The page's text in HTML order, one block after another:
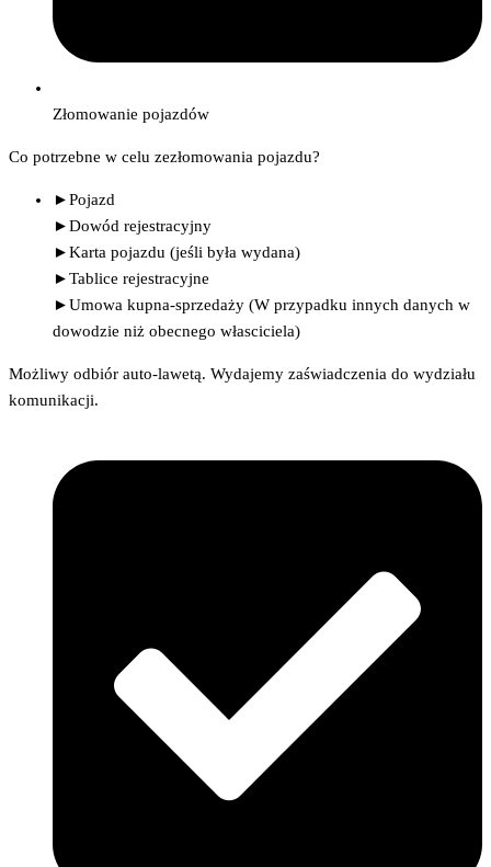
Złomowanie pojazdów
Co potrzebne w celu zezłomowania pojazdu?
►Pojazd
►Dowód rejestracyjny
►Karta pojazdu (jeśli była wydana)
►Tablice rejestracyjne
►Umowa kupna-sprzedaży (W przypadku innych danych w
dowodzie niż obecnego własciciela)
Możliwy odbiór auto-lawetą. Wydajemy zaświadczenia do wydziału
komunikacji.